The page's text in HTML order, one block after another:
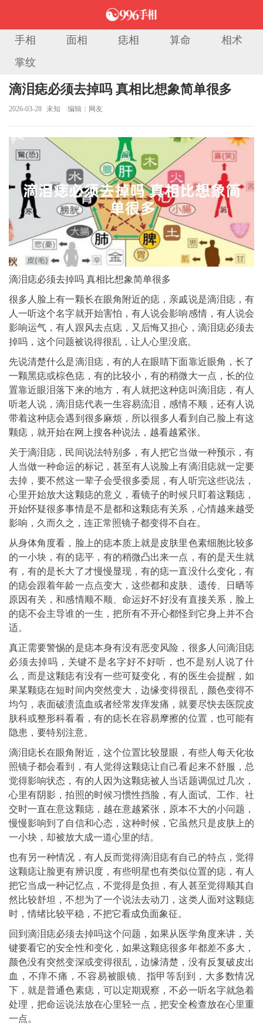
手相 面相 痣相 算命
相术
掌纹
当前位置：
滴泪痣必须去掉吗 真相比想象简单很多
2026-03-28 未知 编辑：网友
滴泪痣必须去掉吗 真相比想象简单很多
很多人脸上有一颗长在眼角附近的痣，亲戚说是滴泪痣，有
人一听这个名字就开始害怕，有人说会影响感情，有人说会
影响运气，有人跟风去点痣，又后悔又担心，滴泪痣必须去
掉吗，这个问题被说得很乱，让人心里没底。
先说清楚什么是滴泪痣，有的人在眼睛下面靠近眼角，长了
一颗黑痣或棕色痣，有的比较小，有的稍微大一点，长的位
置靠近眼泪落下来的地方，有人就把这种痣叫滴泪痣，有人
听老人说，滴泪痣代表一生容易流泪，感情不顺，还有人说
带着这种痣会遇到很多麻烦，所以很多人看到自己脸上有这
颗痣，就开始在网上搜各种说法，越看越紧张。
关于滴泪痣，民间说法特别多，有人把它当做一种预示，有
人当做一种命运的标记，甚至有人说脸上有滴泪痣就一定要
去掉，要不然这一辈子会受很多委屈，有人听完这些说法，
心里开始放大这颗痣的意义，看镜子的时候只盯着这颗痣，
开始怀疑很多事情是不是都和这颗痣有关系，心情越来越受
影响，久而久之，连正常照镜子都变得不自在。
从身体角度看，脸上的痣本质上就是皮肤里色素细胞比较多
的一小块，有的痣平，有的稍微凸出来一点，有的是天生就
有，有的是长大了才慢慢显现，有的痣一直没什么变化，有
的痣会跟着年龄一点点变大，这些都和皮肤、遗传、日晒等
原因有关，和感情顺不顺、命运好不好没有直接关系，脸上
的痣不会主导谁的一生，把所有不开心都怪到它身上并不合
适。
真正需要警惕的是痣本身有没有恶变风险，很多人问滴泪痣
必须去掉吗，关键不是名字好不好听，也不是别人说了什
么，而是这颗痣有没有一些可疑变化，有的医生会提醒，如
果某颗痣在短时间内突然变大，边缘变得很乱，颜色变得不
均匀，表面破溃流血或者经常发痒发痛，就要尽快去医院皮
肤科或整形科看看，有的痣长在容易摩擦的位置，也可能有
隐患，要特别注意。
滴泪痣长在眼角附近，这个位置比较显眼，有些人每天化妆
照镜子都会看到，有人觉得这颗痣让自己看起来不舒服，总
觉得影响状态，有的人因为这颗痣被人当话题调侃过几次，
心里有阴影，拍照的时候习惯性挡脸，有人面试、工作、社
交时一直在意这颗痣，越在意越紧张，原本不大的小问题，
慢慢影响到了自信和心态，这种时候，它虽然只是皮肤上的
一小块，却被放大成一道心里的结。
也有另一种情况，有人反而觉得滴泪痣有自己的特点，觉得
这颗痣让脸更有辨识度，有些明星也有类似位置的痣，有人
把它当成一种记忆点，不觉得是负担，有人甚至觉得顺其自
然比较舒坦，不想为了一个说法去动刀，这类人面对这颗痣
时，情绪比较平稳，不把它看成负面象征。
回到滴泪痣必须去掉吗这个问题，如果从医学角度来讲，关
键要看它的安全性和变化，如果这颗痣很多年都差不多大，
颜色没有突然变深或变得很乱，边缘清楚，没有反复破皮出
血，不痒不痛，不容易被眼镜、指甲等刮到，大多数情况
下，就是普通色素痣，可以定期观察，不必一听名字就急着
处理，把命运说法放在心里轻一点，把安全检查放在心里重
一点。